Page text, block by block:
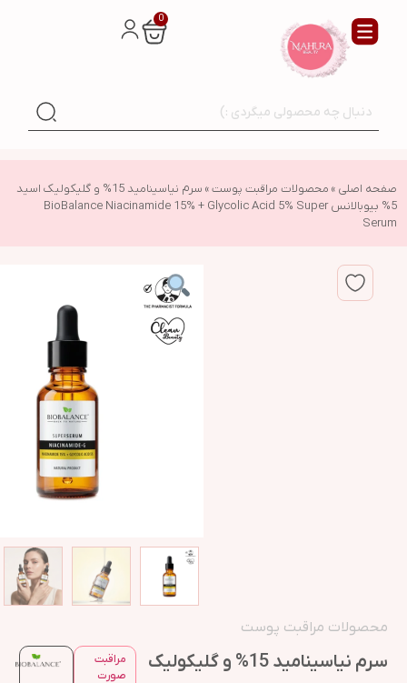
0
صفحه اصلی » محصولات مراقبت پوست»
سرم نیاسینامید 15% و گلیکولیک اسید
5% بیوبالانس BioBalance Niacinamide 15% + Glycolic Acid 5% Super
Serum
محصولات مراقبت پوست
سرم نیاسینامید 15% و گلیکولیک
مراقبت
صورت